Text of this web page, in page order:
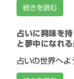
続きを読む
占いに興味を
と夢中になれ
占いの世界へよ